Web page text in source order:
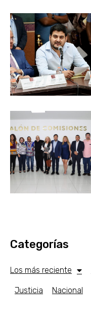
Categorías
Los más reciente
Justicia Nacional